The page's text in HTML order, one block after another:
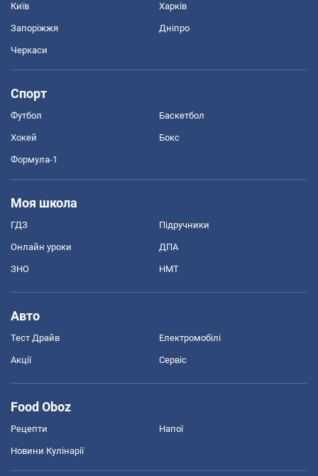
Київ Харків
Запоріжжя Дніпро
Черкаси
Спорт
Футбол Баскетбол
Хокей Бокс
Формула-1
Моя школа
ГДЗ Підручники
Онлайн уроки ДПА
ЗНО НМТ
Авто
Тест Драйв Електромобілі
Акції Сервіс
Food Oboz
Рецепти Напої
Новини Кулінарії